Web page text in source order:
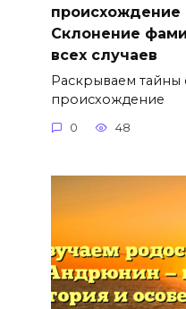
происхождение
Склонение
всех случаев
Раскрываем
происхождение
0 48